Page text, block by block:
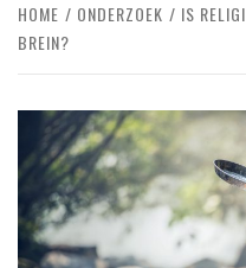
HOME ONDERZOEK
IS
BREIN?